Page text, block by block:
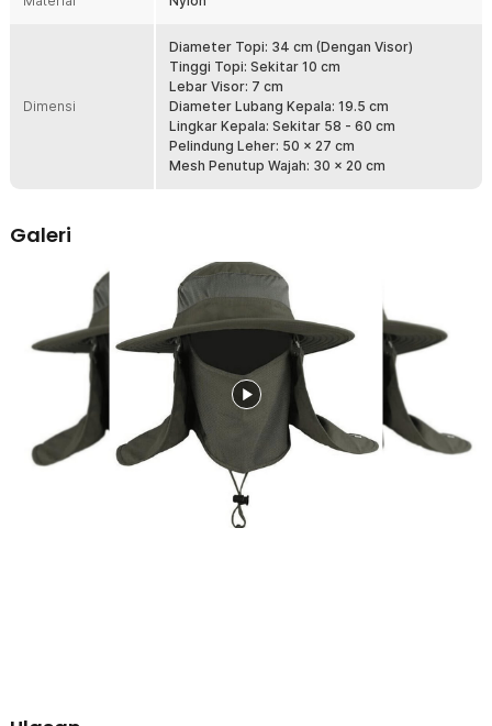
Topi anti UV ini memiliki lapisan khusus yang membantu mengurangi
paparan sinar matahari saat beraktivitas di luar ruangan.
Perlindungan tersebut membuat Anda tetap nyaman saat berada di
bawah terik matahari dalam waktu lama. Cocok digunakan untuk
trekking, berkebun, traveling, maupun kegiatan outdoor lainnya.
Mesh Sejuk dan Anti Gerah
Bagian atas topi dan penutup wajah menggunakan material mesh
pengap saat digunakan. Desain ini membuat topi outdoor tetap
nyaman dipakai sepanjang aktivitas.
Material Nylon Waterproof
Terbuat dari 100% nylon yang kuat, ringan, cepat kering, dan tidak
mudah kusut. Material waterproof membantu melindungi dari
gerimis ringan serta cipratan air saat beraktivitas di luar ruangan.
Topi rimba waterproof ini juga lebih awet untuk penggunaan jangka
panjang di berbagai kondisi cuaca.
Desain Praktis Lepas Pasang
Penutup wajah dan leher dapat dilepas sesuai kebutuhan sehingga
topi dapat digunakan sebagai topi rimba , boonie hat , atau topi
outdoor biasa. Desain multifungsi memberikan penggunaan tanpa
perlu membawa perlengkapan tambahan. Praktis untuk berbagai
aktivitas alam maupun perjalanan.
Dimensi
Diameter Topi: 34 cm (Dengan Visor)
Tinggi Topi: Sekitar 10 cm
Lebar Visor: 7 cm
Diameter Lubang Kepala: 19.5 cm
Lingkar Kepala: Sekitar 58 - 60 cm
Pelindung Leher: 50 x 27 cm
Mesh Penutup Wajah: 30 x 20 cm
Galeri